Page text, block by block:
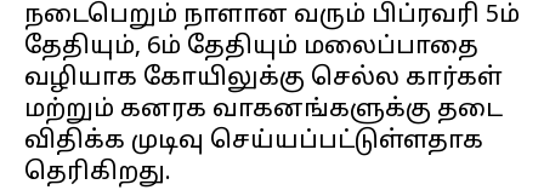
நடைபெறும் நாளான வரும் பிப்ரவரி 5ம்
தேதியும், 6ம் தேதியும் மலைப்பாதை
வழியாக கோயிலுக்கு செல்ல கார்கள்
மற்றும் கனரக வாகனங்களுக்கு தடை
விதிக்க முடிவு செய்யப்பட்டுள்ளதாக